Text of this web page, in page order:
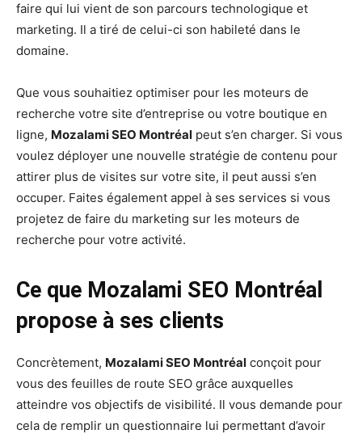
faire qui lui vient de son parcours technologique et
marketing. Il a tiré de celui-ci son habileté dans le
domaine.
Que vous souhaitiez optimiser pour les moteurs de
recherche votre site d’entreprise ou votre boutique en
ligne, Mozalami SEO Montréal peut s’en charger. Si vous
voulez déployer une nouvelle stratégie de contenu pour
attirer plus de visites sur votre site, il peut aussi s’en
occuper. Faites également appel à ses services si vous
projetez de faire du marketing sur les moteurs de
recherche pour votre activité.
Ce que Mozalami SEO Montréal
propose à ses clients
Concrètement, Mozalami SEO Montréal conçoit pour
vous des feuilles de route SEO grâce auxquelles
atteindre vos objectifs de visibilité. Il vous demande pour
cela de remplir un questionnaire lui permettant d’avoir